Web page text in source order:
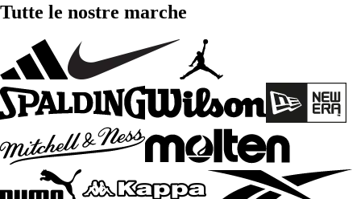
Tutte le nostre marche